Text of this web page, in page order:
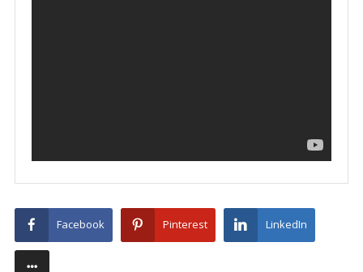
Facebook Pinterest LinkedIn